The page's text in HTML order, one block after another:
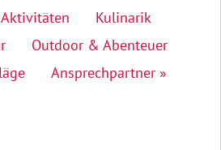
Kulinarik
Outdoor & Abenteuer
Ansprechpartner »